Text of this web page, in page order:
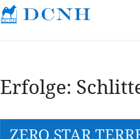
Erfolge:
ZERO STAR